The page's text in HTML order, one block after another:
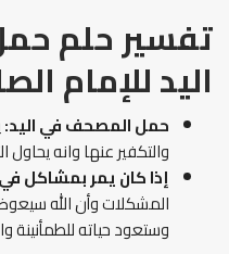
تفسير حلم
اليدللإمام
حمل المصحف في اليد:
والتكفير عنها وانه
إذا كان يمر بمشاكل
المشكلات وأن الله
وستعود حياته للطمأنينة